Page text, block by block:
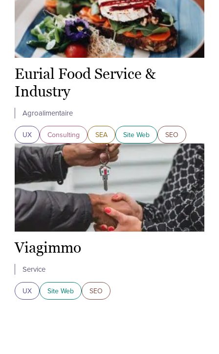
Eurial Food Service &
Industry
Agroalimentaire
UX Consulting SEA Site Web SEO
Viagimmo
Service
UX Site Web SEO